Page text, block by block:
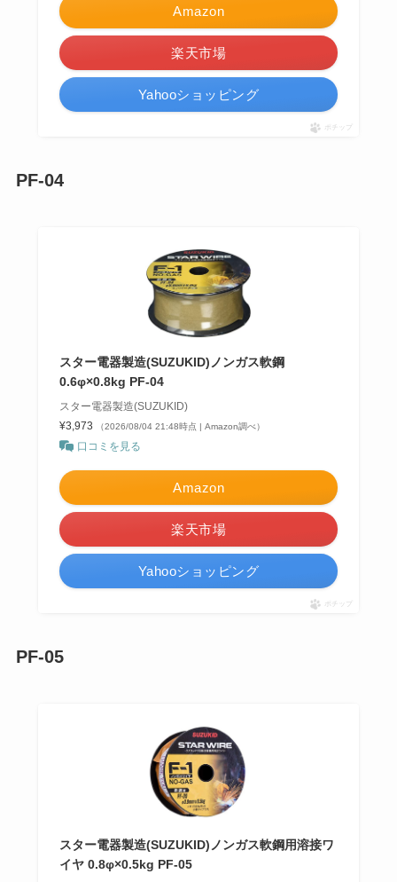
Amazon
楽天市場
Yahooショッピング
ポチップ
PF-04
スター電器製造(SUZUKID)ノンガス軟鋼
0.6φ×0.8kg PF-04
スター電器製造(SUZUKID)
¥3,973
（2026/08/04 21:48時点 | Amazon調べ）
口コミを見る
Amazon
楽天市場
Yahooショッピング
ポチップ
PF-05
スター電器製造(SUZUKID)ノンガス軟鋼用溶接ワ
イヤ 0.8φ×0.5kg PF-05